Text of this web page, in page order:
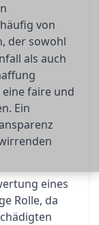
von
der sowohl
als auch
faire und
Ein
eines
Rolle, da